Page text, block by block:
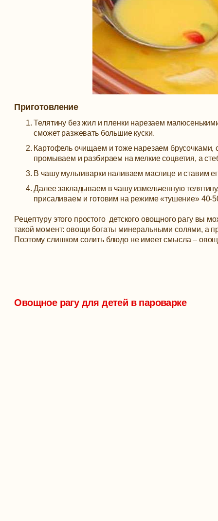
Приготовление
Телятину без жил и пленки нарезаем
сможет разжевать большие куски.
Картофель очищаем и тоже нарезаем
промываем и разбираем на мелкие соцветия, а
В чашу мультиварки наливаем маслице и ставим
Далее закладываем в чашу измельченную
присаливаем и готовим на режиме «тушение» 40-
Рецептуру этого простого детского овощного рагу вы
такой момент: овощи богаты минеральными солями, а
Поэтому слишком солить блюдо не имеет смысла –
Овощное рагу для детей в пароварке